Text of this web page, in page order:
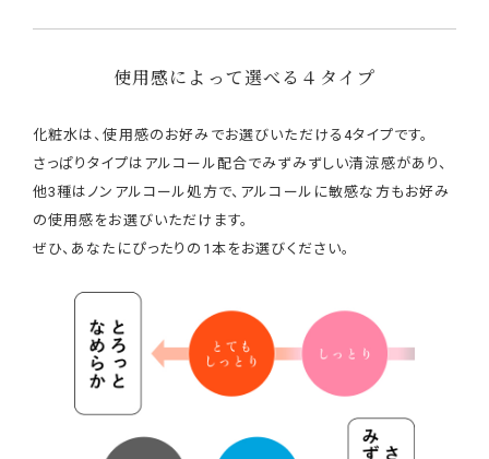
使用感によって選べる４タイプ
化粧水は、使用感のお好みでお選びいただける4タイプです。
さっぱりタイプはアルコール配合でみずみずしい清涼感があり、
他3種はノンアルコール処方で、アルコールに敏感な方もお好み
の使用感をお選びいただけます。
ぜひ、あなたにぴったりの1本をお選びください。